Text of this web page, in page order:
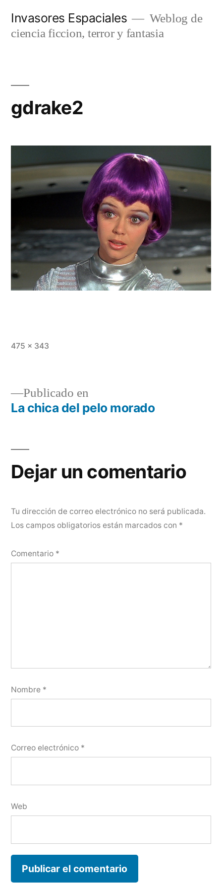
Invasores Espaciales
Weblog de
ciencia ficcion, terror y fantasia
gdrake2
Tamaño
475 × 343
Navegación
entradas
Publicado en
La chica del pelo morado
Dejar un comentario
Tu dirección de correo electrónico no será publicada.
Los campos obligatorios están marcados con *
Comentario *
Nombre *
Correo electrónico *
Web